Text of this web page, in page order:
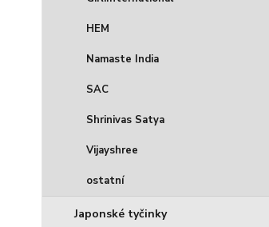
HEM
Namaste India
SAC
Shrinivas Satya
Vijayshree
ostatní
Japonské tyčinky